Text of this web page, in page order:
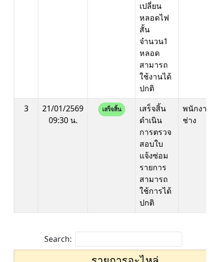
เปลี่ยน
หลอดไฟ
สั้น
จำนวน1
หลอด
สามารถ
ใช้งานได้
ปกติ
3
21/01/2569
09:30 น.
เสร็จสิ้น
เสร็จสิ้น
ดำเนิน
การตรวจ
สอบใบ
แจ้งซ่อม
รายการ
สามารถ
ใช้การได้
ปกติ
พนักงาน
ช่าง
Search: